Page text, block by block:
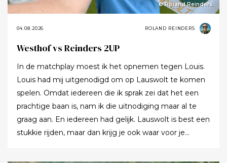
© Roland Reinders
04.08.2026 ROLAND REINDERS
Westhof vs Reinders 2UP
In de matchplay moest ik het opnemen tegen Louis.
Louis had mij uitgenodigd om op Lauswolt te komen
spelen. Omdat iedereen die ik sprak zei dat het een
prachtige baan is, nam ik die uitnodiging maar al te
graag aan. En iedereen had gelijk. Lauswolt is best een
stukkie rijden, maar dan krijg je ook waar voor je